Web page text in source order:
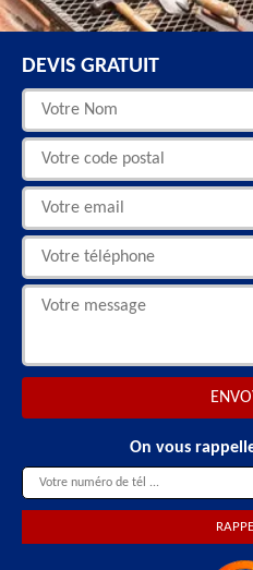
DEVIS GRATUIT
On vous